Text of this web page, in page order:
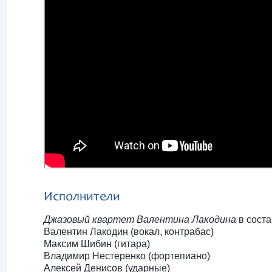
Исполнители
Джазовый квартет Валентина Лакодина в
Валентин Лакодин (вокал, контрабас)
Максим Шибин (гитара)
Владимир Нестеренко (фортепиано)
Алексей Денисов (ударные)